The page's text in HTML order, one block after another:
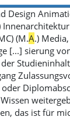
Design
(M.A.)
[...] sierung
das ist für